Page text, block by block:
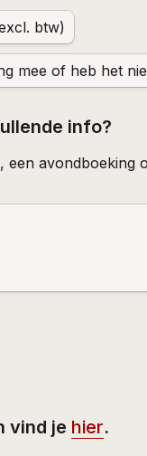
btw)
mee of heb het
info?
een avondboeking
vind je hier.